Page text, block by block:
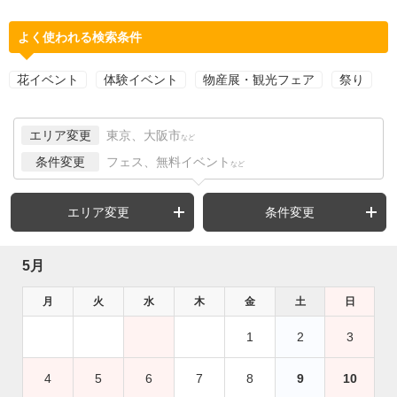
よく使われる検索条件
花イベント 体験イベント 物産展・観光フェア 祭り
エリア変更 東京、大阪市 など
条件変更 フェス、無料イベント など
エリア変更 条件変更
5月
月 火 水 木 金 土 日
1 2 3
4 5 6 7 8 9 10